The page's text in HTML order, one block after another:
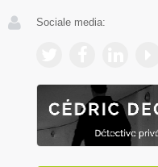
Sociale media: